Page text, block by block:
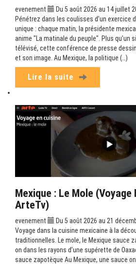
evenement
Du 5 août 2026 au 14 juillet
Pénétrez dans les coulisses d’un exercice
unique : chaque matin, la présidente
anime "La matinale du peuple". Plus qu’un
télévisé, cette conférence de presse
et son image. Au Mexique, la politique (…)
Lire la suite
Mexique : Le Mole (Voyage
ArteTv)
evenement
Du 5 août 2026 au 21
Voyage dans la cuisine mexicaine à la
traditionnelles. Le mole, le Mexique sauce
on dans les rayons d’une supérette de
sauce zapotèque Au Mexique, une sauce